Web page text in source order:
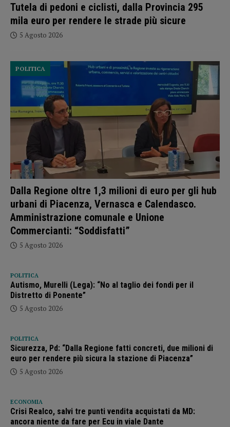
Tutela di pedoni e ciclisti, dalla Provincia 295
mila euro per rendere le strade più sicure
5 Agosto 2026
Dalla Regione oltre 1,3 milioni di euro per gli hub
urbani di Piacenza, Vernasca e Calendasco.
Amministrazione comunale e Unione
Commercianti: “Soddisfatti”
POLITICA
5 Agosto 2026
POLITICA
Autismo, Murelli (Lega): “No al taglio dei fondi per il
Distretto di Ponente”
5 Agosto 2026
POLITICA
Sicurezza, Pd: “Dalla Regione fatti concreti, due milioni di
euro per rendere più sicura la stazione di Piacenza”
5 Agosto 2026
ECONOMIA
Crisi Realco, salvi tre punti vendita acquistati da MD:
ancora niente da fare per Ecu in viale Dante